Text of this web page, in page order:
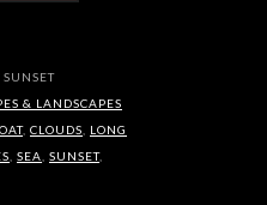
SUNSET
& LANDSCAPES
, CLOUDS
LONG
SEA SUNSET,